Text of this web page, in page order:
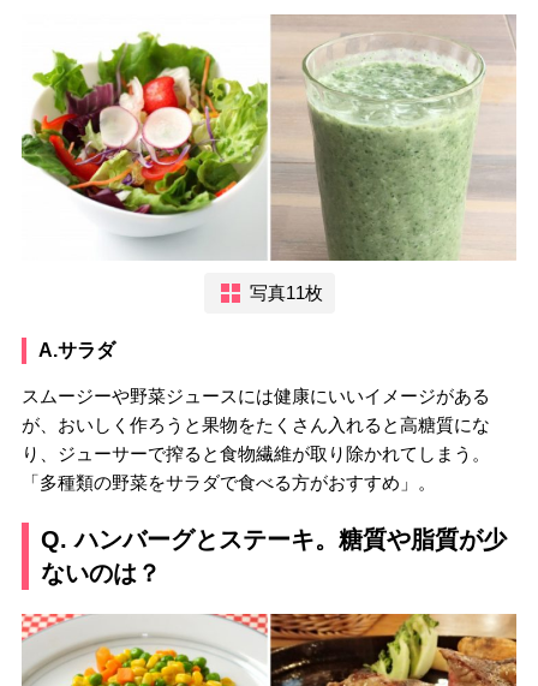
写真11枚
A.サラダ
スムージーや野菜ジュースには健康にいいイメージがある
が、おいしく作ろうと果物をたくさん入れると高糖質にな
り、ジューサーで搾ると食物繊維が取り除かれてしまう。
「多種類の野菜をサラダで食べる方がおすすめ」。
Q. ハンバーグとステーキ。糖質や脂質が少
ないのは？